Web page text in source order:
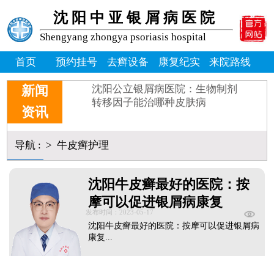
沈阳中亚银屑病医院
Shengyang zhongya psoriasis hospital
首页 预约挂号 去癣设备 康复纪实 来院路线
新闻
资讯
牛皮癣掉皮屑掉得多怎么办_
牛皮皮癣偏方-花椒和醋能治
沈阳银屑病炎症能吃什么消炎
皮癣图片初期症状图片
癣是为什么
沈阳公立银屑病医院：生物制剂
转移因子能治哪种皮肤病
导航: > 牛皮癣护理
沈阳牛皮癣最好的医院：按
摩可以促进银屑病康复
发布时间：2023-05-17
沈阳牛皮癣最好的医院：按摩可以促进银屑病
康复...